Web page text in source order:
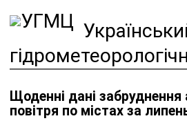
Щоденні дані
повітря по містах за